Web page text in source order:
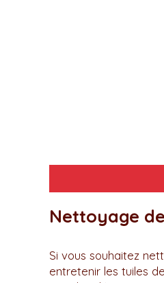
Nettoyage
Si vous souhaitez
entretenir les tuiles